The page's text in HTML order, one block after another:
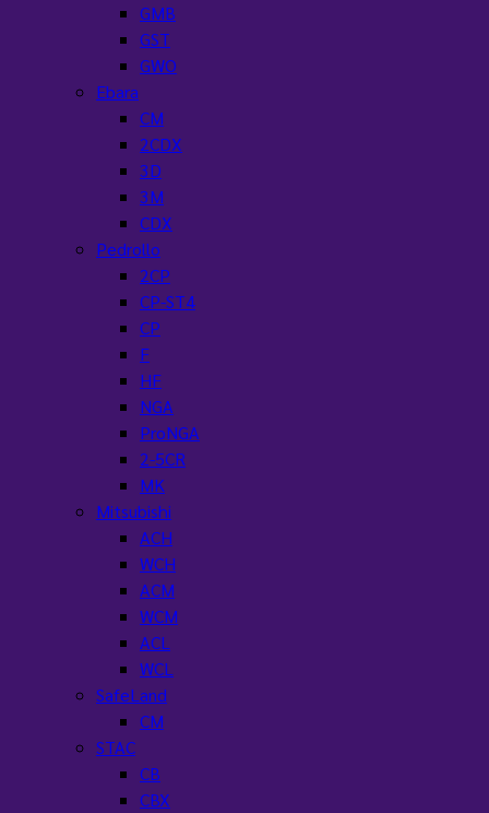
GMB
GST
GWO
Ebara
CM
2CDX
3D
3M
CDX
Pedrollo
2CP
CP-ST4
CP
F
HF
NGA
ProNGA
2-5CR
MK
Mitsubishi
ACH
WCH
ACM
WCM
ACL
WCL
SafeLand
CM
STAC
CB
CBX